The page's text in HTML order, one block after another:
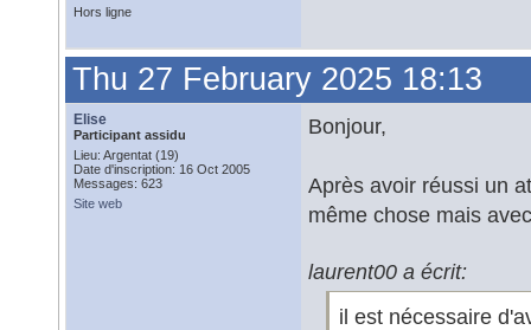
Hors ligne
Thu 27 February 2025 18:13
Elise
Participant assidu
Lieu: Argentat (19)
Date d'inscription: 16 Oct 2005
Messages: 623
Site web
Bonjour,
Après avoir réussi un
même chose mais
laurent00 a écrit:
il est nécessaire